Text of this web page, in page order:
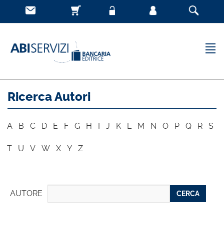
Ricerca Autori
A B C D E F G H I J K L M N O P Q R S
T U V W X Y Z
AUTORE CERCA